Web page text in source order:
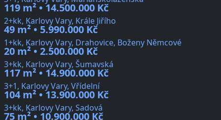
119 m² • 14.500.000 Kč
2+kk, Karlovy Vary, Krále Jiřího
49 m² • 5.990.000 Kč
1+kk, Karlovy Vary, Drahovice, Boženy Němcové
20 m² • 2.500.000 Kč
3+kk, Karlovy Vary, Šumavská
117 m² • 14.900.000 Kč
3+1, Karlovy Vary, Vřídelní
104 m² • 13.900.000 Kč
3+kk, Karlovy Vary, Sadová
75 m² • 10.900.000 Kč